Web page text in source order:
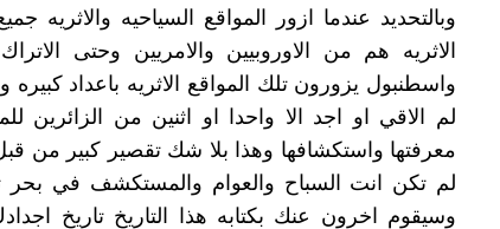
وبالتحديد عندما ازور المواقع السياحيه والاثريه
الاثريه هم من الاوروبيين والامريين وحتى
لم الاقي او اجد الا واحدا او اثنين من الزائرين
معرفتها واستكشافها وهذا بلا شك تقصير كبير من
لم تكن انت السباح والعوام والمستكشف في بحر
وسيقوم اخرون عنك بكتابه هذا التاريخ تاريخ